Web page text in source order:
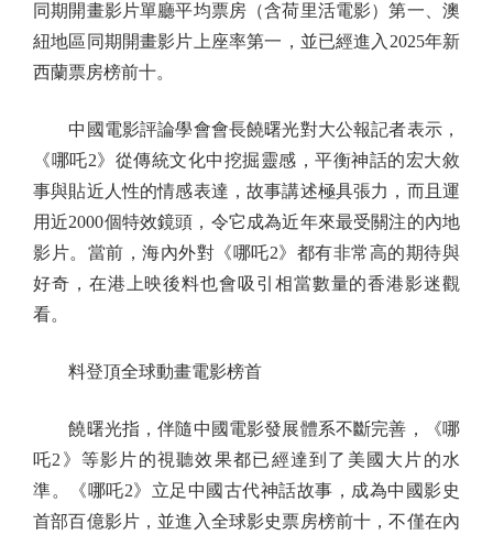
同期開畫影片單廳平均票房（含荷里活電影）第一、澳
紐地區同期開畫影片上座率第一，並已經進入2025年新
西蘭票房榜前十。
中國電影評論學會會長饒曙光對大公報記者表示，
《哪吒2》從傳統文化中挖掘靈感，平衡神話的宏大敘
事與貼近人性的情感表達，故事講述極具張力，而且運
用近2000個特效鏡頭，令它成為近年來最受關注的內地
影片。當前，海內外對《哪吒2》都有非常高的期待與
好奇，在港上映後料也會吸引相當數量的香港影迷觀
看。
料登頂全球動畫電影榜首
饒曙光指，伴隨中國電影發展體系不斷完善，《哪
吒2》等影片的視聽效果都已經達到了美國大片的水
準。《哪吒2》立足中國古代神話故事，成為中國影史
首部百億影片，並進入全球影史票房榜前十，不僅在內